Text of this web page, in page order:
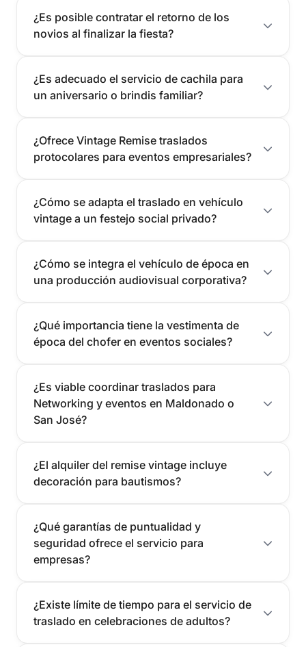
¿Es posible contratar el retorno de los
novios al finalizar la fiesta?
¿Es adecuado el servicio de cachila para
un aniversario o brindis familiar?
¿Ofrece Vintage Remise traslados
protocolares para eventos empresariales?
¿Cómo se adapta el traslado en vehículo
vintage a un festejo social privado?
¿Cómo se integra el vehículo de época en
una producción audiovisual corporativa?
¿Qué importancia tiene la vestimenta de
época del chofer en eventos sociales?
¿Es viable coordinar traslados para
Networking y eventos en Maldonado o
San José?
¿El alquiler del remise vintage incluye
decoración para bautismos?
¿Qué garantías de puntualidad y
seguridad ofrece el servicio para
empresas?
¿Existe límite de tiempo para el servicio de
traslado en celebraciones de adultos?